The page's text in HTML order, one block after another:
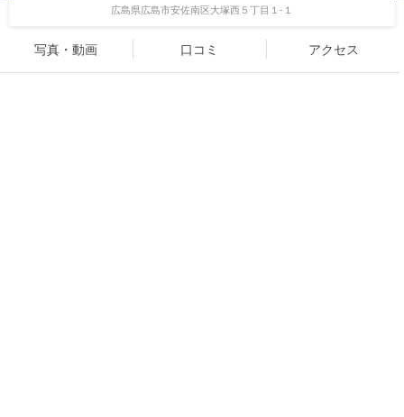
広島県広島市安佐南区大塚西５丁目１-１
写真・動画 口コミ アクセス